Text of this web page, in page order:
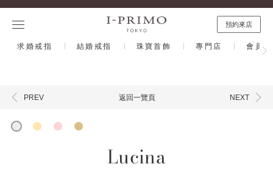
預約來店
求婚戒指 結婚戒指 珠寶首飾 專門店 會員
PREV 返回一覽頁 NEXT
Lucina